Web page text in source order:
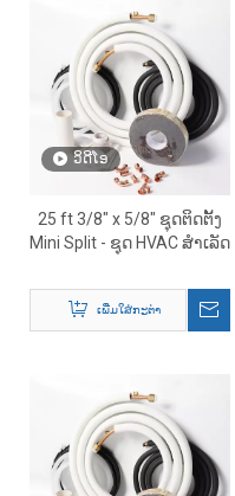
ວິດີໂອ
25 ft 3/8″ x 5/8″ ຊຸດຕິດຕັ້ງ
Mini Split - ຊຸດ HVAC ສໍາເລັດ
ເພີ່ມໃສ່ກະຕ່າ